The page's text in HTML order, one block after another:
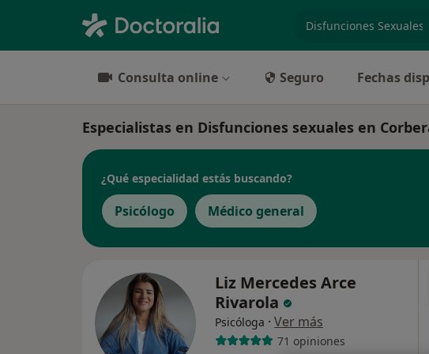
Consulta online Seguro Fechas
Especialistas en Disfunciones sexuales en
¿Qué especialidad estás buscando?
Psicólogo Médico general
Liz Mercedes Arce
Rivarola
Psicóloga · Ver más
71 opiniones